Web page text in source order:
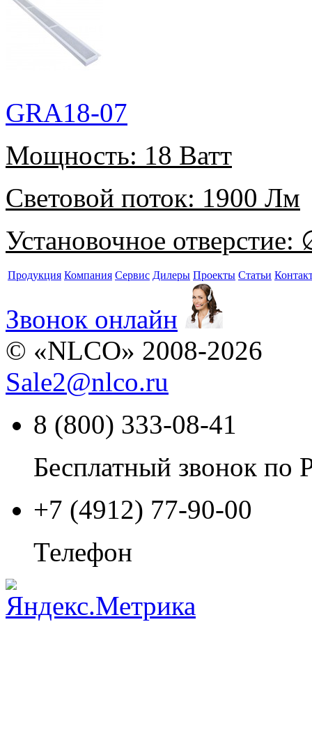
GRA18-07
Мощность: 18 Ватт
Световой поток: 1900 Лм
Установочное отверстие:
Продукция Компания Сервис Дилеры Проекты Статьи
Звонок онлайн
© «NLCO» 2008-2026
Sale2@nlco.ru
8 (800) 333-08-41
Бесплатный звонок по
+7 (4912) 77-90-00
Телефон